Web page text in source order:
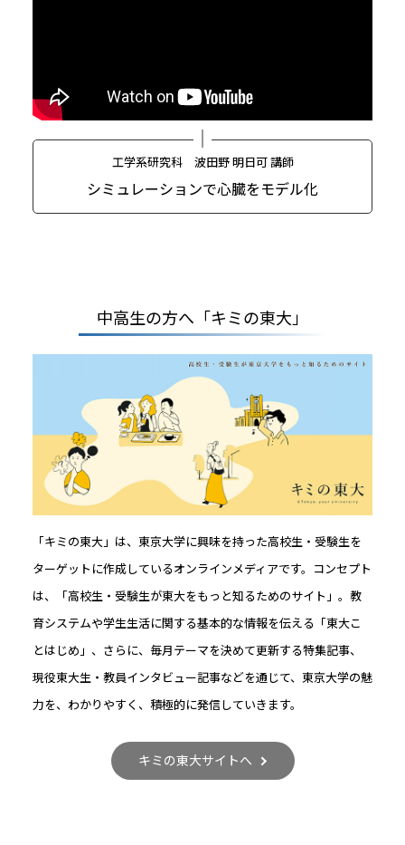
工学系研究科 波田野 明日可 講師
シミュレーションで心臓をモデル化
中高生の方へ「キミの東大」
「キミの東大」は、東京大学に興味を持った高校生・受験生を
ターゲットに作成しているオンラインメディアです。コンセプト
は、「高校生・受験生が東大をもっと知るためのサイト」。教
育システムや学生生活に関する基本的な情報を伝える「東大こ
とはじめ」、さらに、毎月テーマを決めて更新する特集記事、
現役東大生・教員インタビュー記事などを通じて、東京大学の魅
力を、わかりやすく、積極的に発信していきます。
キミの東大サイトへ